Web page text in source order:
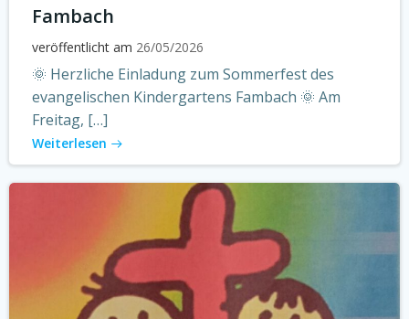
Fambach
veröffentlicht am 26/05/2026
🌞 Herzliche Einladung zum Sommerfest des
evangelischen Kindergartens Fambach 🌞 Am
Freitag, […]
Weiterlesen